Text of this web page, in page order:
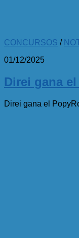
CONCURSOS /
01/12/2025
Direi gana
Direi gana el